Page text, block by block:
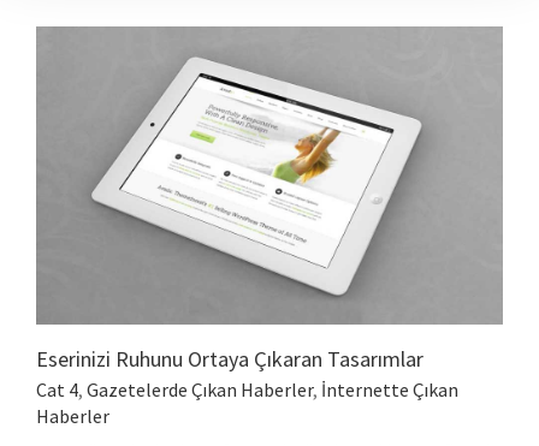
Eserinizi Ruhunu Ortaya Çıkaran Tasarımlar
Cat 4, Gazetelerde Çıkan Haberler, İnternette Çıkan
Haberler